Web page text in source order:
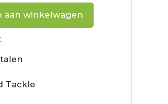
aan winkelwagen
Tackle